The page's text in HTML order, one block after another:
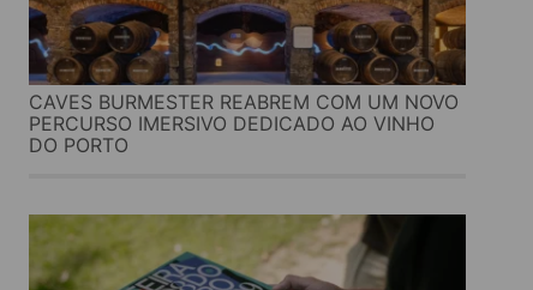
CAVES BURMESTER REABREM COM UM NOVO
PERCURSO IMERSIVO DEDICADO AO VINHO
DO PORTO